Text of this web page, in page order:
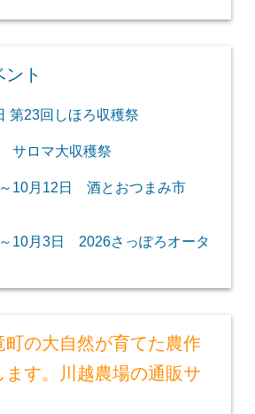
ント
第23回しほろ収穫祭
サロマ大収穫祭
10月12日 酒とおつまみ市
10月3日 2026さっぽろオータ
町の大自然が育てた農作
ます。川越農場の通販サ